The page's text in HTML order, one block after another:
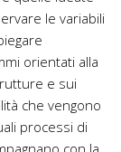
le variabili
orientati alla
e sui
che vengono
processi di
con la